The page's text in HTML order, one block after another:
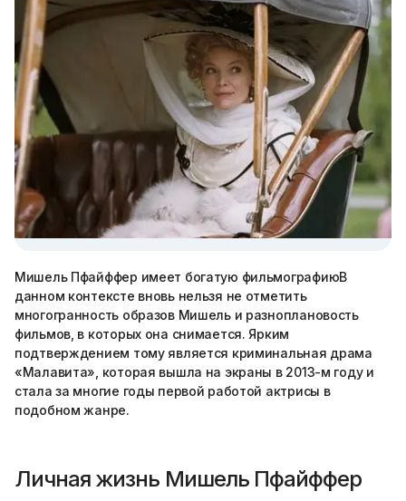
Мишель Пфайффер имеет богатую фильмографиюВ
данном контексте вновь нельзя не отметить
многогранность образов Мишель и разноплановость
фильмов, в которых она снимается. Ярким
подтверждением тому является криминальная драма
«Малавита», которая вышла на экраны в 2013-м году и
стала за многие годы первой работой актрисы в
подобном жанре.
Личная жизнь Мишель Пфайффер